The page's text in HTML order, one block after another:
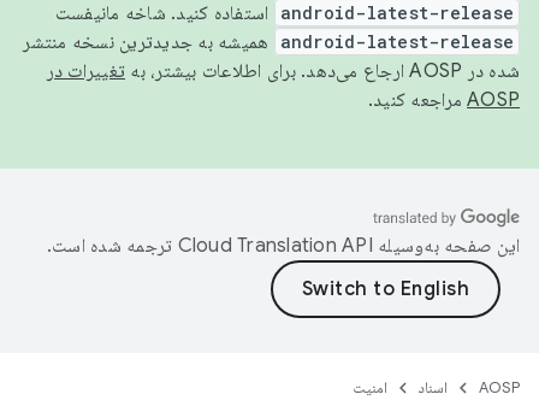
android-latest-release استفاده کنید. شاخه مانیفست
android-latest-release
همیشه به جدیدترین نسخه منتشر
شده در AOSP ارجاع می‌دهد. برای اطلاعات بیشتر، به
تغییرات در
AOSP مراجعه کنید.
این صفحه به‌وسیله ترجمه شده است.
AOSP اسناد امنیت